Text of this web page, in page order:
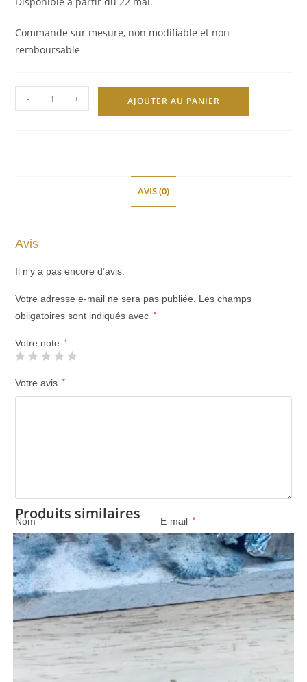
Commande sur mesure, non modifiable et non
remboursable
quantité
de
- + AJOUTER AU PANIER
AVIS (0)
Avis
Il n’y a pas encore d’avis.
Votre adresse e-mail ne sera pas publiée. Les champs
obligatoires sont indiqués avec
*
Votre note *
Votre avis *
Nom * E-mail *
Produits similaires